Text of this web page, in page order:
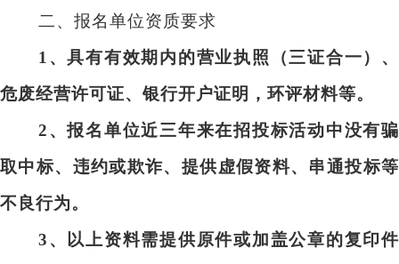
二、报名单位资质要求
1 、具有有效期内的营业执照（三证合一）、
危废经营许可证、银行开户证明，环评材料等。
2 、报名单位近三年来在招投标活动中没有骗
取中标、违约或欺诈、提供虚假资料、串通投标等
不良行为。
3 、以上资料需提供原件或加盖公章的复印件